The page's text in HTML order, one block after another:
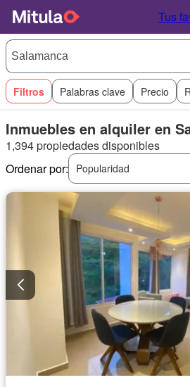
Tus
Filtros Palabras clave Precio
Inmuebles en alquiler en
1,394 propiedades disponibles
Ordenar por:
Popularidad